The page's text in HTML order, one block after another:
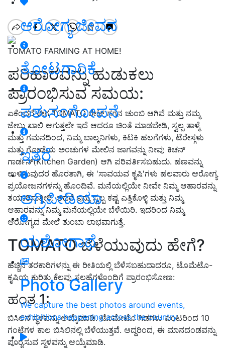
ಆರೋಗ್ಯ ಜೀವನ
ತೋಟಗಾರಿಕೆ
ಪಶುಸಂಗೋಪನೆ
ಇತರೆ
ಅಗ್ರಿಪೀಡಿಯಾ
ಯಶೋಗಾಥೆ
Photo Gallery
We capture the best photos around events,
exhibitions happening across the country
TOMATO FARMING AT HOME!
ಪರಿಹಾರವನ್ನು ಹುಡುಕಲು
ಪ್ರಾರಂಭಿಸುವ ಸಮಯ:
ಏಕೆಂದರೆ ಈಗ TOMATO ರೇಟ್ ಗಗನ ಚುಂಬಿ ಆಗಿವೆ ಮತ್ತು ನಮ್ಮ
ಜೇಬು ಖಾಲಿ ಆಗುತ್ತಲೇ ಇದೆ ಆದರೂ ಚಿಂತೆ ಮಾಡಬೇಡಿ, ಸ್ವಲ್ಪ ತಾಳ್ಮೆ
ಮತ್ತು ಗಮನದಿಂದ, ನಿಮ್ಮ ಬಾಲ್ಕನಿಗಳು, ಕಿಟಕಿ ಹಲಗೆಗಳು, ಟೆರೇಸ್ಗಳು
ಮತ್ತು ಗೋಡೆಯ ಅಂಚುಗಳ ಮೇಲಿನ ಜಾಗವನ್ನು ನೀವು ಕಿಚನ್
ಗಾರ್ಡನ್(Kitchen Garden) ಆಗಿ ಪರಿವರ್ತಿಸಬಹುದು. ಹಣವನ್ನು
ಉಳಿಸುವುದರ ಹೊರತಾಗಿ, ಈ 'ಸಾವಯವ ಕೃಷಿ'ಗಳು ಹಲವಾರು ಆರೋಗ್ಯ
ಪ್ರಯೋಜನಗಳನ್ನು ಹೊಂದಿವೆ. ಮನೆಯಲ್ಲಿಯೇ ನೀವೇ ನಿಮ್ಮ ಆಹಾರವನ್ನು
ತಯಾರಿಸುತ್ತೀರಿ. ಆದರೆ ಇನ್ನು ಸ್ವಲ್ಪ ಕಷ್ಟ ಎತ್ತಿಕೊಳ್ಳಿ ಮತ್ತು ನಿಮ್ಮ
ಆಹಾರವನ್ನು ನಿಮ್ಮ ಮನೆಯಲ್ಲಿಯೇ ಬೆಳೆಯಿರಿ. ಇದರಿಂದ ನಿಮ್ಮ
ಆರೋಗ್ಯದ ಮೇಲೆ ತುಂಬಾ ಲಾಭವಾಗುತ್ತೆ.
TOMATO ಬೆಳೆಯುವುದು ಹೇಗೆ?
ಹೆಚ್ಚಿನ ತರಕಾರಿಗಳನ್ನು ಈ ರೀತಿಯಲ್ಲಿ ಬೆಳೆಸಬಹುದಾದರೂ, ಟೊಮೆಟೊ-
ಕೃಷಿಯ ಕುರಿತು ಕೆಲವು ಸಲಹೆಗಳೊಂದಿಗೆ ಪ್ರಾರಂಭಿಸೋಣ:
ಹಂತ 1:
ಬಿಸಿಲಿನ ಸ್ಥಳವನ್ನು ಆಯ್ಕೆಮಾಡಿ. ಟೊಮೇಟೊ ಗಿಡಗಳು ಎಂಟರಿಂದ 10
ಗಂಟೆಗಳ ಕಾಲ ಬಿಸಿಲಿನಲ್ಲಿ ಬೆಳೆಯುತ್ತವೆ. ಆದ್ದರಿಂದ, ಈ ಮಾನದಂಡವನ್ನು
ಪೂರೈಸುವ ಸ್ಥಳವನ್ನು ಆಯ್ಕೆಮಾಡಿ.